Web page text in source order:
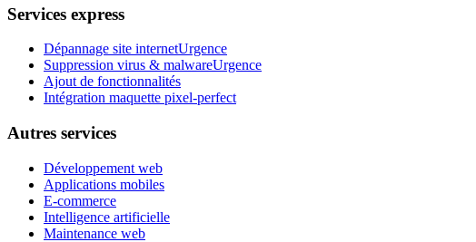
Services express
Dépannage site internetUrgence
Suppression virus & malwareUrgence
Ajout de fonctionnalités
Intégration maquette pixel-perfect
Autres services
Développement web
Applications mobiles
E-commerce
Intelligence artificielle
Maintenance web